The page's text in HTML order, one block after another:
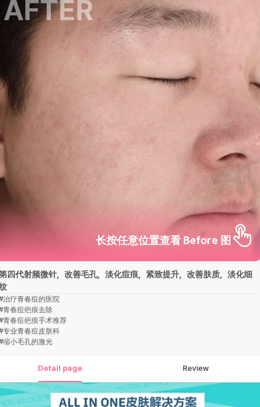
长按任意位置查看 Before 图
AFTER
四代射频微针，改善毛孔，淡化痘痕，紧致提升，改善肤质，淡化细
治疗青春痘的医院
青春痘疤痕去除
青春痘疤痕手术推荐
专业青春痘皮肤科
缩小毛孔的激光
Detail page Review